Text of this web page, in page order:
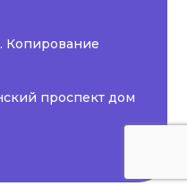
проспект дом